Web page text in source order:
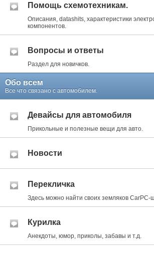
Помощь схемотехникам.
Описания, datashits, характеристики
компонентов.
Вопросы и ответы
Раздел для новичков.
Обо всем
Все что связано с автомобилем.
Девайсы для автомобиля
Прикольные и полезные вещи для авто.
Новости
Перекличка
Здесь можно найти своих земляков CarPC-
Курилка
Анекдоты, юмор, приколы, забавы и т.д.